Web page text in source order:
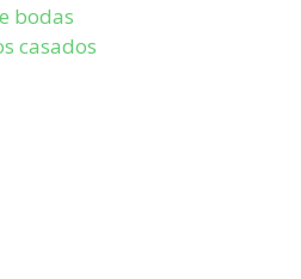
bodas
casados